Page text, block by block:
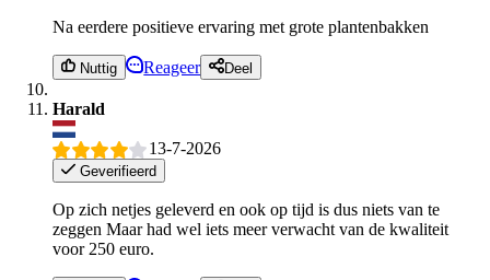
Na eerdere positieve ervaring met grote plantenbakken
Nuttig Reageer Deel
Harald
13-7-2026
Geverifieerd
Op zich netjes geleverd en ook op tijd is dus niets van te
zeggen Maar had wel iets meer verwacht van de kwaliteit
voor 250 euro.